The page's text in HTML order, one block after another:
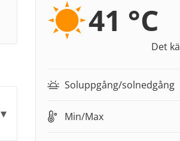
41 °C
Det
Soluppgång/solnedgång
Min/Max